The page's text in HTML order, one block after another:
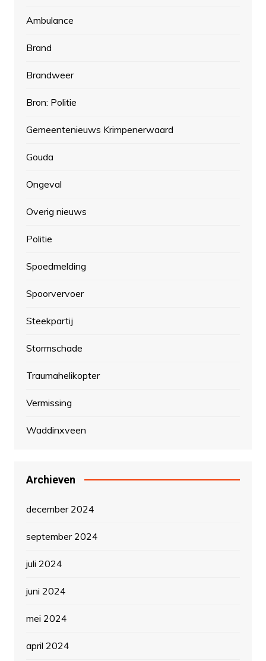
Ambulance
Brand
Brandweer
Bron: Politie
Gemeentenieuws Krimpenerwaard
Gouda
Ongeval
Overig nieuws
Politie
Spoedmelding
Spoorvervoer
Steekpartij
Stormschade
Traumahelikopter
Vermissing
Waddinxveen
Archieven
december 2024
september 2024
juli 2024
juni 2024
mei 2024
april 2024